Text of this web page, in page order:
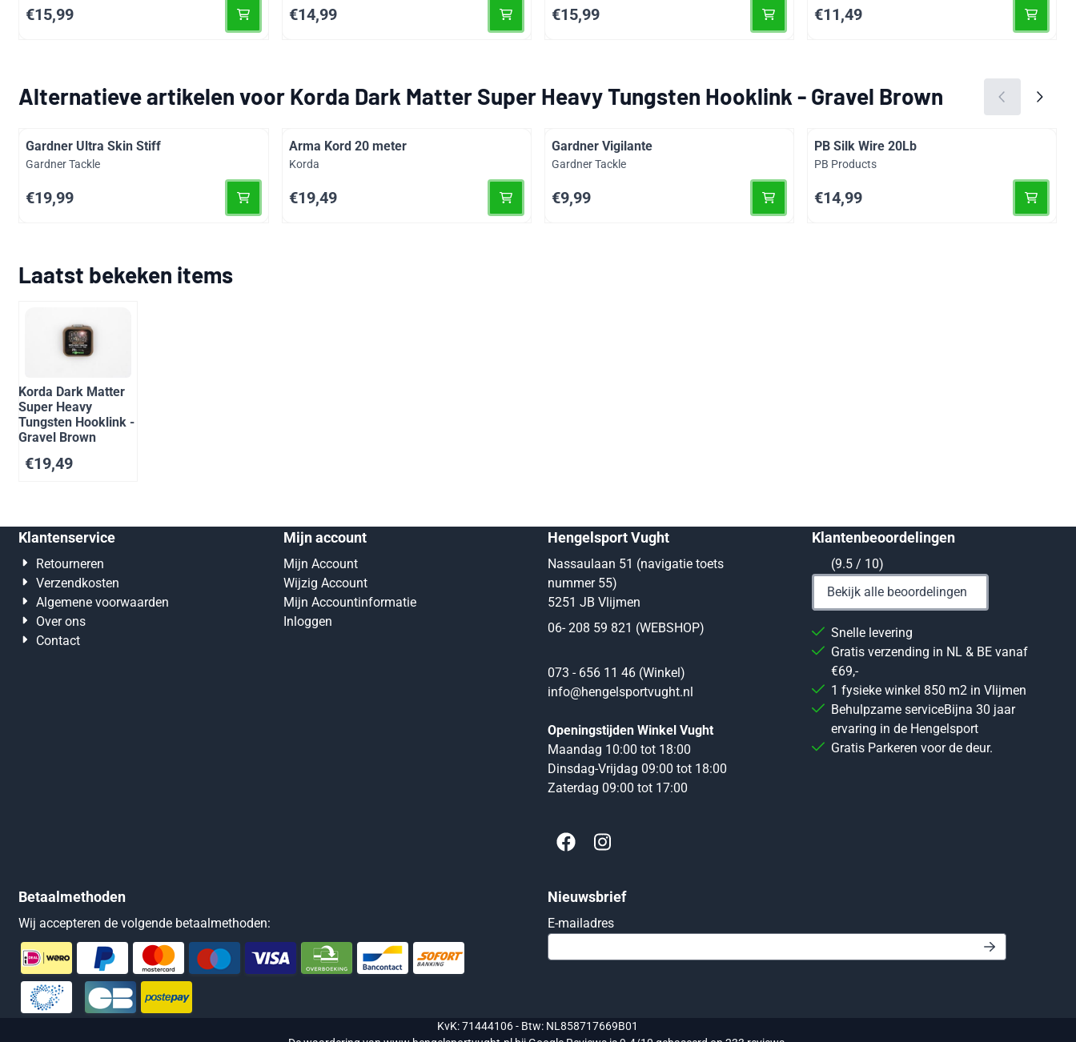
Prijs: 15,99
€15,99 Prijs: 14,99
€14,99 Prijs: 15,99
€15,99 Prijs: 11,49
€11,49
Alternatieve artikelen voor Korda Dark Matter Super Heavy Tungsten Hooklink - Gravel Brown
Gardner Ultra Skin Stiff
Merk:
Gardner Tackle
Prijs: 19,99
€19,99
Arma Kord 20 meter
Merk:
Korda
Prijs: 19,49
€19,49
Gardner Vigilante
Merk:
Gardner Tackle
Prijs: 9,99
€9,99
PB Silk Wire 20Lb
Merk:
PB Products
Prijs: 14,99
€14,99
Laatst bekeken items
Korda Dark Matter
Super Heavy
Tungsten Hooklink -
Gravel Brown
€19,49
Klantenservice
Retourneren
Verzendkosten
Algemene voorwaarden
Over ons
Contact
Mijn account
Mijn Account
Wijzig Account
Mijn Accountinformatie
Inloggen
Hengelsport Vught
Nassaulaan 51 (navigatie toets
nummer 55)
5251 JB Vlijmen
06- 208 59 821 (WEBSHOP)
073 - 656 11 46 (Winkel)
info@hengelsportvught.nl
Openingstijden Winkel Vught
Maandag 10:00 tot 18:00
Dinsdag-Vrijdag 09:00 tot 18:00
Zaterdag 09:00 tot 17:00
Klantenbeoordelingen
(9.5 / 10)
Bekijk alle beoordelingen
Snelle levering
Gratis verzending in NL & BE vanaf
€69,-
1 fysieke winkel 850 m2 in Vlijmen
Behulpzame serviceBijna 30 jaar
ervaring in de Hengelsport
Gratis Parkeren voor de deur.
Betaalmethoden
Wij accepteren de volgende betaalmethoden:
Nieuwsbrief
E-mailadresVul je e-mailadres in voor de nieuwsbrief
KvK: 71444106 - Btw: NL858717669B01